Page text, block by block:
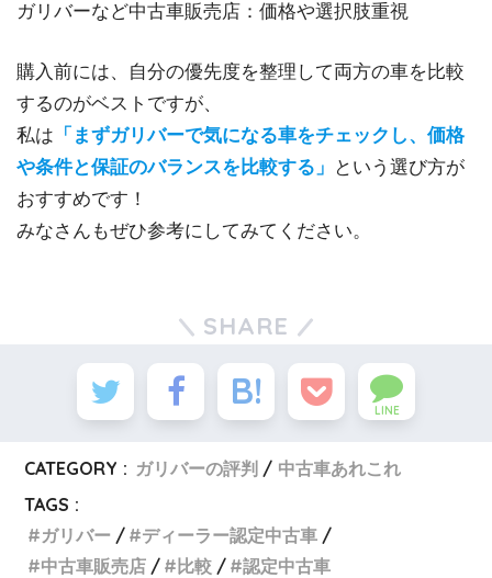
ガリバーなど中古車販売店：価格や選択肢重視
購入前には、自分の優先度を整理して両方の車を比較
するのがベストですが、
私は 「まずガリバーで気になる車をチェックし、価格
や条件と保証のバランスを比較する」
という選び方が
おすすめです！
みなさんもぜひ参考にしてみてください。
SHARE
LINE
CATEGORY : ガリバーの評判
中古車あれこれ
TAGS :
ガリバー
ディーラー認定中古車
中古車販売店
比較 認定中古車